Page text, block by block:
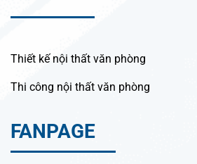
Thiết kế nội thất văn phòng
Thi công nội thất văn phòng
FANPAGE